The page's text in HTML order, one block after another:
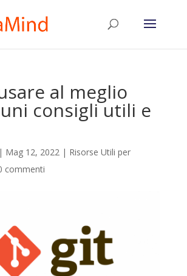
al meglio
consigli utili e
| Mag 12, 2022| Risorse Utili per
commenti